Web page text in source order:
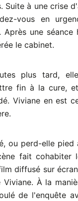
Suite à une crise
vous en
Après une séance
le cabinet.
plus tard,
fin à la cure,
Viviane en est
ou perd-elle pied
fait cohabiter
diffusé sur
Viviane. À la
de l'enquête